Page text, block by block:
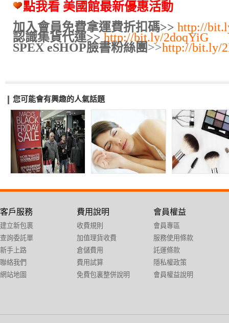
點我看 美國館最新優惠活動
加入會員免費拿運費折扣碼>> http://
認識集貨代運>> http://bit.ly/2doqYiG
SPEX eSHOP臉書粉絲團>>http://bit.ly/
您可能會有興趣的人氣話題
客戶服務
建立新包裹
查詢委託單
新手上路
聯絡我們
網站地圖
費用說明
收費規則
加值理貨收費
倉儲費用
費用試算
免費包裏整併說明
會員權益
會員專區
服務使用條款
託運條款
隱私權政策
會員權益說明